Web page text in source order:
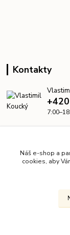
Kontakty
© 2026
Náš e-shop a
cookies, aby